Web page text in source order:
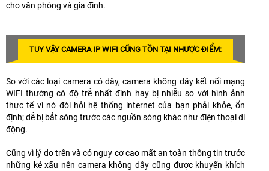
cho văn phòng và gia đình.
TUY VẬY CAMERA IP WIFI CŨNG TỒN TẠI NHƯỢC ĐIỂM:
So với các loại camera có dây, camera không dây kết nối mạng
WIFI thường có độ trễ nhất định hay bị nhiễu so với hình ảnh
thực tế vì nó đòi hỏi hệ thống internet của bạn phải khỏe, ổn
định; dễ bị bắt sóng trước các nguồn sóng khác như điện thoại di
động.
Cũng vì lý do trên và có nguy cơ cao mất an toàn thông tin trước
những kẻ xấu nên camera không dây cũng được khuyến khích